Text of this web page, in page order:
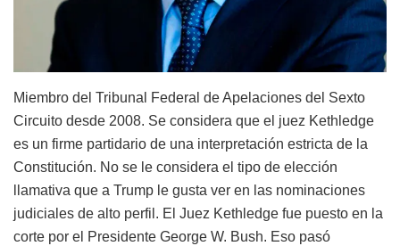
Miembro del Tribunal Federal de Apelaciones del Sexto
Circuito desde 2008. Se considera que el juez Kethledge
es un firme partidario de una interpretación estricta de la
Constitución. No se le considera el tipo de elección
llamativa que a Trump le gusta ver en las nominaciones
judiciales de alto perfil. El Juez Kethledge fue puesto en la
corte por el Presidente George W. Bush. Eso pasó